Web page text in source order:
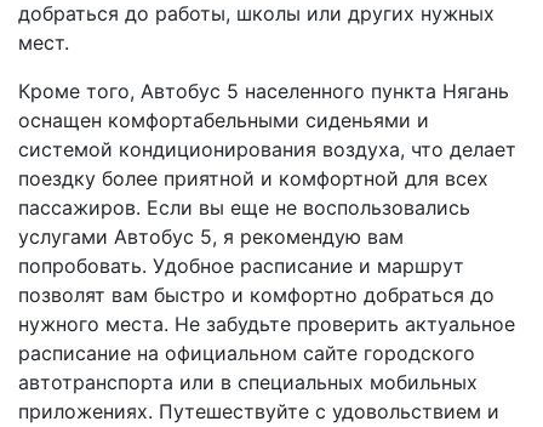
добраться до работы, школы или других нужных
мест.
Кроме того, Автобус 5 населенного пункта Нягань
оснащен комфортабельными сиденьями и
системой кондиционирования воздуха, что делает
поездку более приятной и комфортной для всех
пассажиров. Если вы еще не воспользовались
услугами Автобус 5, я рекомендую вам
попробовать. Удобное расписание и маршрут
позволят вам быстро и комфортно добраться до
нужного места. Не забудьте проверить актуальное
расписание на официальном сайте городского
автотранспорта или в специальных мобильных
приложениях. Путешествуйте с удовольствием и